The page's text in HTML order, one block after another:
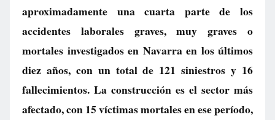
aproximadamente una cuarta parte de los
accidentes laborales graves, muy graves o
mortales investigados en Navarra en los últimos
diez años, con un total de 121 siniestros y 16
fallecimientos. La construcción es el sector más
afectado, con 15 víctimas mortales en ese período,